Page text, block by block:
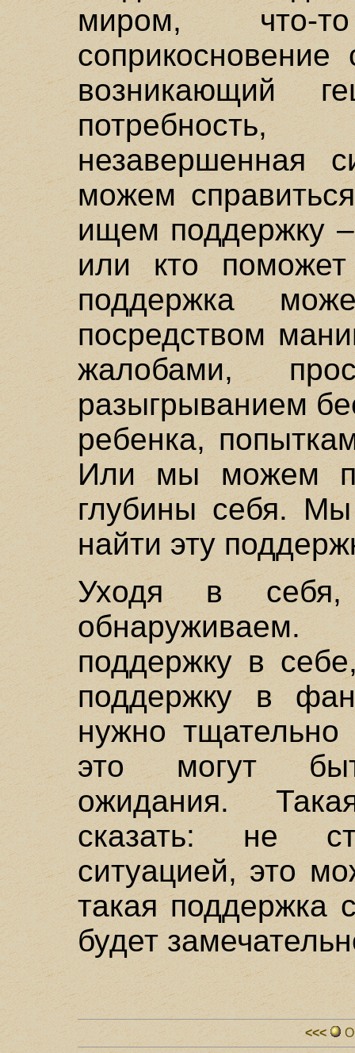
миром, что-
возникающий
незавершенная
можем
ищем поддержку –
или кто
поддержка
посредством
жалобами,
разыгрыванием
ребенка,
Или мы можем
глубины себя.
найти эту
Уходя в
поддержку в
поддержку в
нужно тщательно
это могут
ожидания.
сказать: не
ситуацией, это
такая поддержка
будет
<<<